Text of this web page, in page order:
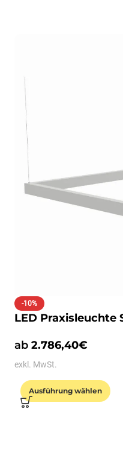
-10%
LED Praxisleuchte
ab2.786,40€
exkl. MwSt.
Ausführung wählen